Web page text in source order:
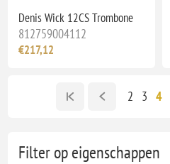
Filter op eigenschappen
Denis Wick 12CS Trombone
812759004112
€217,12
2 3 4